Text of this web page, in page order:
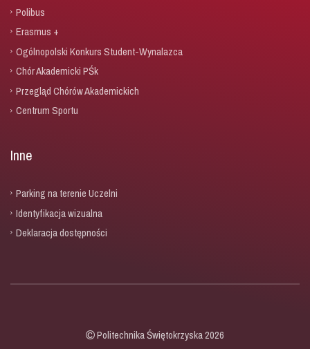
Polibus
Erasmus +
Ogólnopolski Konkurs Student-Wynalazca
Chór Akademicki PŚk
Przegląd Chórów Akademickich
Centrum Sportu
Inne
Parking na terenie Uczelni
Identyfikacja wizualna
Deklaracja dostępności
Politechnika Świętokrzyska 2026